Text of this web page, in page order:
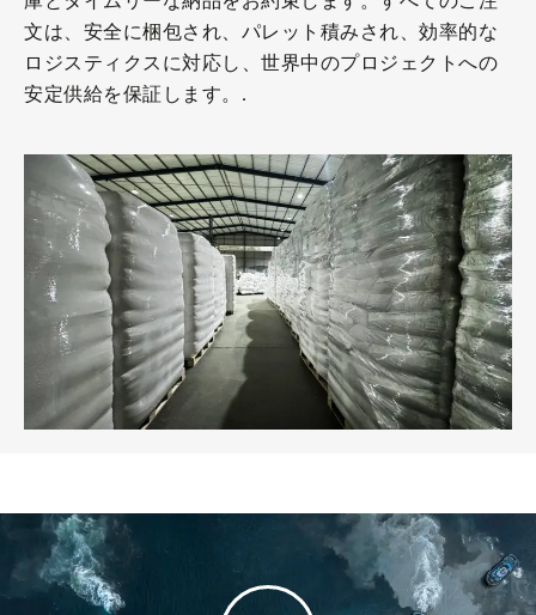
文は、安全に梱包され、パレット積みされ、効率的な
ロジスティクスに対応し、世界中のプロジェクトへの
安定供給を保証します。.